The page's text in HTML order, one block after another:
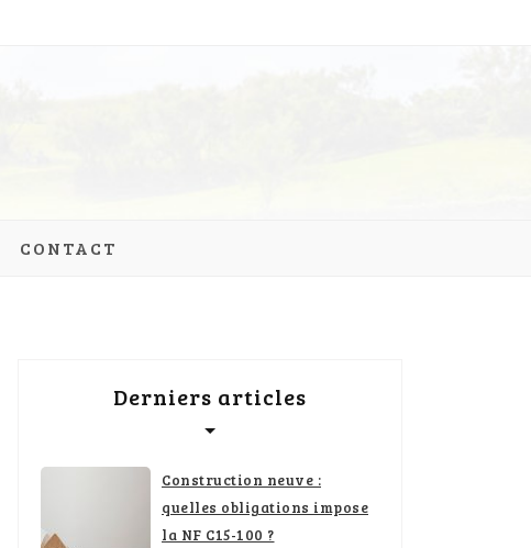
CONTACT
Derniers articles
Construction neuve :
quelles obligations impose
la NF C15-100 ?